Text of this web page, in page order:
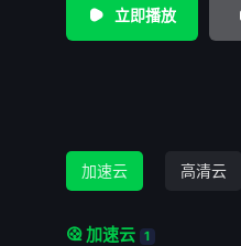
立即播放
加速云 高清云
加速云 1